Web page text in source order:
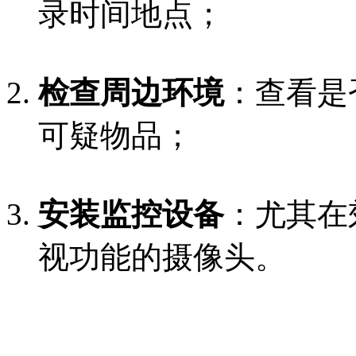
录时间地点；
检查周边环境：查看
可疑物品；
安装监控设备：尤其
视功能的摄像头。